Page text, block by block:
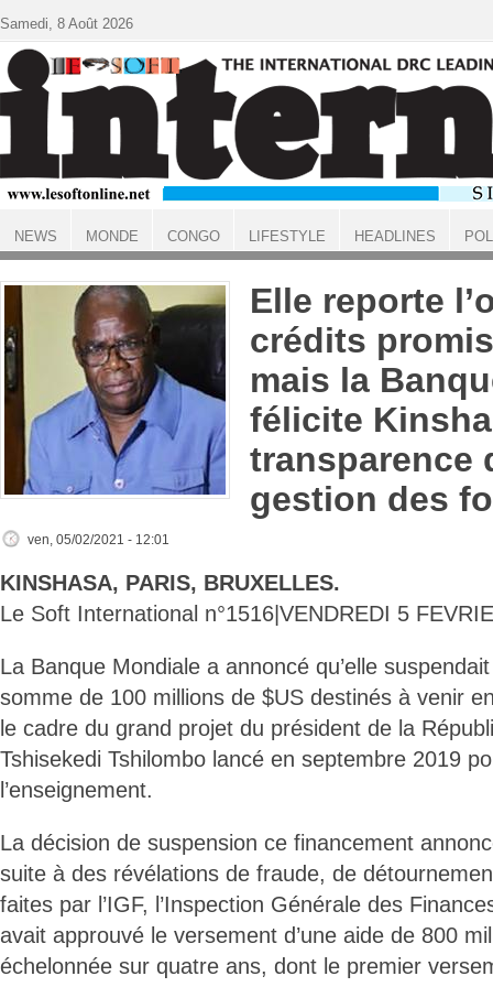
ACCUEIL
Elle reporte
crédits promis
mais la
félicite
transparence
gestion des
ven, 05/02/2021 - 12:01
KINSHASA, PARIS, BRUXELLES.
Le Soft International n°1516|VENDREDI 5
La Banque Mondiale a annoncé qu’elle
somme de 100 millions de $US destinés à venir
le cadre du grand projet du président de la
Tshisekedi Tshilombo lancé en septembre 2019
l’enseignement.
La décision de suspension ce financement
suite à des révélations de fraude, de
faites par l’IGF, l’Inspection Générale des
avait approuvé le versement d’une aide de 800
échelonnée sur quatre ans, dont le premier
Samedi, 8 Août 2026
NEWS MONDE CONGO LIFESTYLE HEADLINES